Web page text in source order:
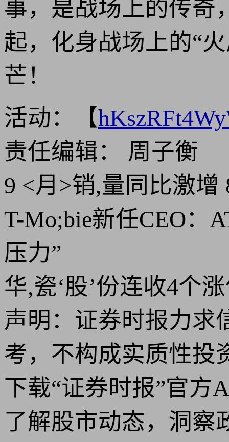
事，是战场上的传奇
起，化身战场上的“
芒！
活动：【
责任编辑： 周子衡
9 <月>销,量同比激
T-Mo;bie新任CEO：
压力”
华,瓷‘股’份连收4个
声明：证券时报力求
考，不构成实质性投
下载“证券时报”官方
了解股市动态，洞察